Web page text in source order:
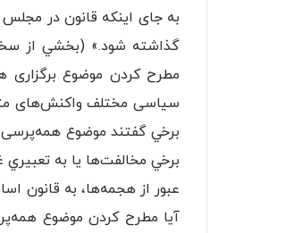
به جای اینکه قانون در
گذاشته شود.» (بخشي از
مطرح کردن موضوع برگزاری
سیاسی مختلف واکنش‌های
برخي مخالفت‌ها يا به تعبيري
عبور از هجمه‌ها، به قانون
آیا مطرح کردن موضوع